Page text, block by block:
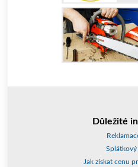
Důležité
Jak získat cenu